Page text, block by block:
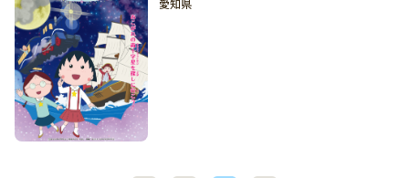
愛知県